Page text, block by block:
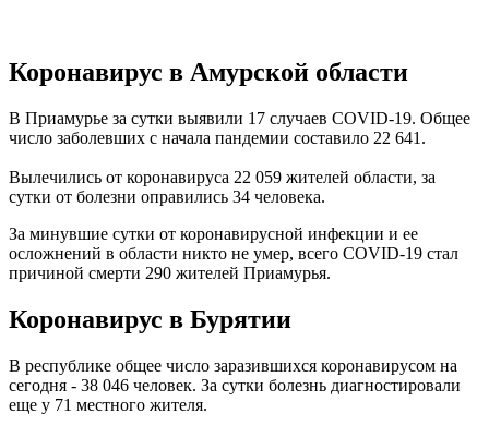
Коронавирус в Амурской области
В Приамурье за сутки выявили 17 случаев COVID-19. Общее
число заболевших с начала пандемии составило 22 641.
Вылечились от коронавируса 22 059 жителей области, за
сутки от болезни оправились 34 человека.
За минувшие сутки от коронавирусной инфекции и ее
осложнений в области никто не умер, всего COVID-19 стал
причиной смерти 290 жителей Приамурья.
Коронавирус в Бурятии
В республике общее число заразившихся коронавирусом на
сегодня - 38 046 человек. За сутки болезнь диагностировали
еще у 71 местного жителя.